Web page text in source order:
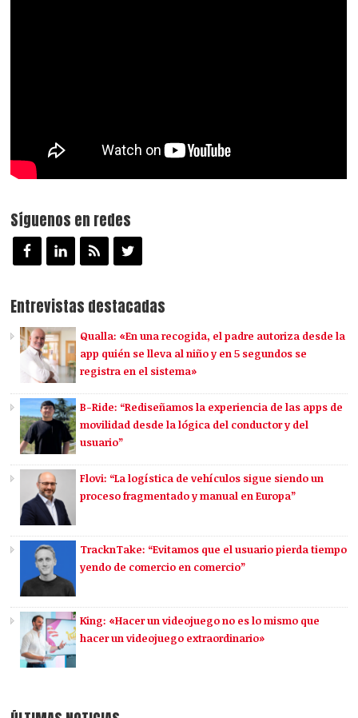
Síguenos en redes
Entrevistas destacadas
Qualla: «En una recogida, el padre autoriza desde la
app quién se lleva al niño y en 5 segundos se
registra en el sistema»
B-Ride: “Rediseñamos la experiencia de las apps de
movilidad desde la lógica del conductor y del
usuario”
Flovi: “La logística de vehículos sigue siendo un
proceso fragmentado y manual en Europa”
TracknTake: “Evitamos que el usuario pierda tiempo
yendo de comercio en comercio”
King: «Hacer un videojuego no es lo mismo que
hacer un videojuego extraordinario»